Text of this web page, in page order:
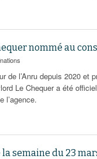
nommé au
de l’Anru depuis 2020 et
Le Chequer a été
l’agence.
la semaine du 23